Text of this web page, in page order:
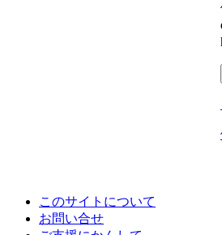
このサイトについて
お問い合せ